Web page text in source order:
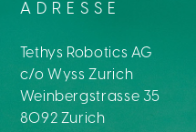
ADRESSE
Tethys Robotics AG
c/o Wyss Zurich
Weinbergstrasse 35
8092 Zurich